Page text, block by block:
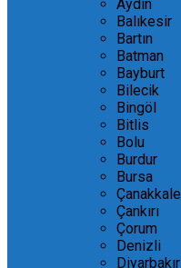
Aydın
Balıkesir
Bartın
Batman
Bayburt
Bilecik
Bingöl
Bitlis
Bolu
Burdur
Bursa
Çanakkale
Çankırı
Çorum
Denizli
Diyarbakır